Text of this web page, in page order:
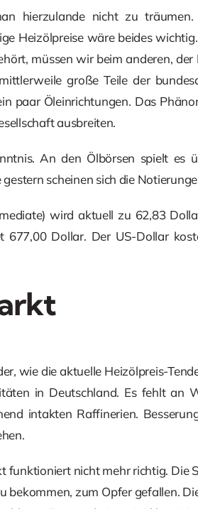
hierzulande nicht zu
Heizölpreise wäre beides
müssen wir beim anderen,
große Teile der
paar Öleinrichtungen. Das
ausbreiten.
An den Ölbörsen spielt es
scheinen sich die
wird aktuell zu 62,83
677,00 Dollar. Der US-Dollar
wie die aktuelle Heizölpreis-
in Deutschland. Es fehlt an
intakten Raffinerien.
funktioniert nicht mehr richtig. Die
zum Opfer gefallen.